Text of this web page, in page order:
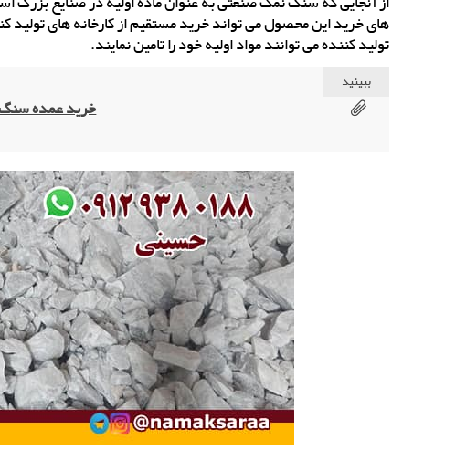
های خرید این محصول می تواند خرید مستقیم از کارخانه های تولید
تولید کننده می توانند مواد اولیه خود را تامین نمایند.
ببینید
خرید عمده